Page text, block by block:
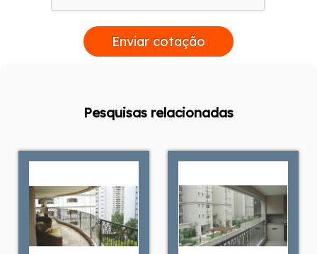
Enviar cotação
Pesquisas relacionadas